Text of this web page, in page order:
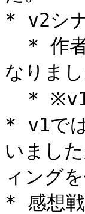
* v2シ
なりまし
* v1で
いまし
ィング
* 感想